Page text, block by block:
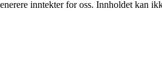
inntekter for oss. Innholdet kan